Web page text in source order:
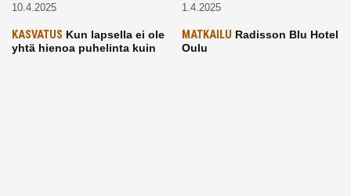
10.4.2025 1.4.2025
KASVATUS Kun lapsella ei ole
yhtä hienoa puhelinta kuin
MATKAILU Radisson Blu Hotel
Oulu